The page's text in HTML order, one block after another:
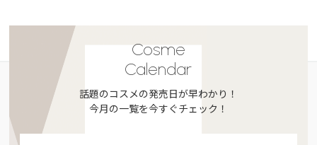
Cosme
Calendar
話題のコスメの発売日が早わかり！
今月の一覧を今すぐチェック！